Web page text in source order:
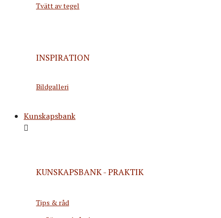
Tvätt av tegel
INSPIRATION
Bildgalleri
Kunskapsbank
KUNSKAPSBANK - PRAKTIK
Tips & råd